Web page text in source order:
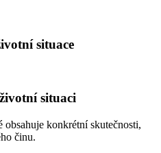
situace
situaci
obsahuje konkrétní skutečnosti,
činu.